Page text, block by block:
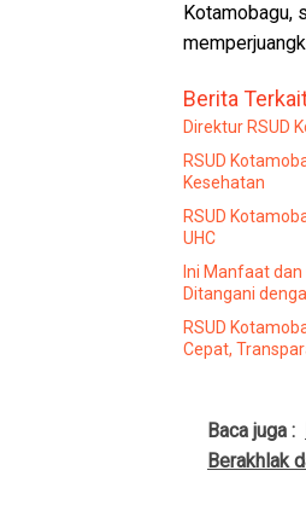
Kotamobagu,
Berita
Direktur RSUD
RSUD
Kesehatan
RSUD
UHC
Ini Manfaat dan
Ditangani
RSUD
Cepat,
Baca juga :
Berakhlak